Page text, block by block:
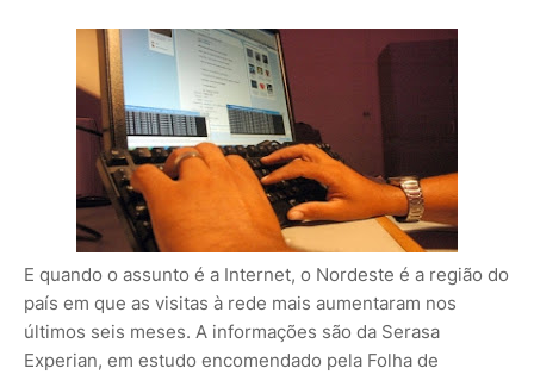
E quando o assunto é a Internet, o Nordeste é a região do
país em que as visitas à rede mais aumentaram nos
últimos seis meses. A informações são da Serasa
Experian, em estudo encomendado pela Folha de